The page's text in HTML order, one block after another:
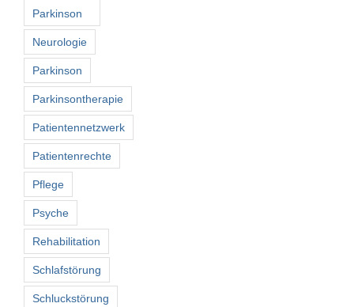
Parkinson
Neurologie
Parkinson
Parkinsontherapie
Patientennetzwerk
Patientenrechte
Pflege
Psyche
Rehabilitation
Schlafstörung
Schluckstörung